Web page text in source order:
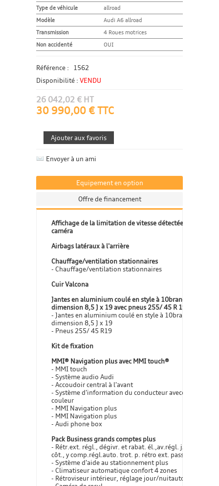
Type de véhicule
allroad
Modèle
Audi A6 allroad
Transmission
4 Roues motrices
Non accidenté
OUI
Référence :
1562
Disponibilité : VENDU
26 042,02 € HT
30 990,00 € TTC
Envoyer à un ami
Equipement en option
Offre de financement
Affichage de la limitation de vitesse détectée par
caméra
Airbags latéraux à l'arrière
Chauffage/ventilation stationnaires
- Chauffage/ventilation stationnaires
Cuir Valcona
Jantes en aluminium coulé en style à 10branches,
dimension 8,5 J x 19 avec pneus 255/ 45 R 19
- Jantes en aluminium coulé en style à 10branches,
dimension 8,5 J x 19
- Pneus 255/ 45 R19
Kit de fixation
MMI® Navigation plus avec MMI touch®
- MMI touch
- Système audio Audi
- Accoudoir central à l'avant
- Système d'information du conducteur avecécran
couleur
- MMI Navigation plus
- MMI Navigation plus
- Audi phone box
Pack Business grands comptes plus
- Rétr.ext. régl., dégivr. et rabat. él.,av.régl. j/n auto. 2
côt., y comp.régl.auto. trot. p. rétro ext. pass. AV
- Système d'aide au stationnement plus
- Climatiseur automatique confort 4 zones
- Rétroviseur intérieur, réglage jour/nuitautomatique